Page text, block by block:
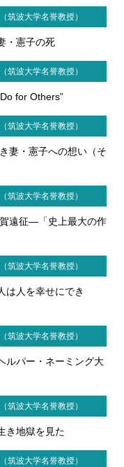
筑波大学名誉教授）
・憲子の死
筑波大学名誉教授）
for Others”
筑波大学名誉教授）
妻・憲子への想い（そ
筑波大学名誉教授）
遠征―「史上最大の作
筑波大学名誉教授）
は人を幸せにでき
筑波大学名誉教授）
ルパー・ネーミング大
筑波大学名誉教授）
き地獄を見た
筑波大学名誉教授）